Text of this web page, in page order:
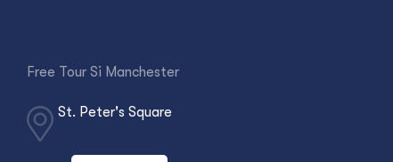
Free Tour Si Manchester
St. Peter's Square